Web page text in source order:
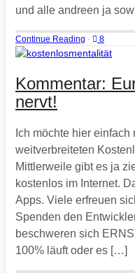
und alle andreen ja
Continue Reading · 8
Kommentar:
nervt!
Ich möchte hier
weitverbreiteten
Mittlerweile gibt es ja
kostenlos im Internet.
Apps. Viele erfreuen
Spenden den
beschweren sich
100% läuft oder es […]